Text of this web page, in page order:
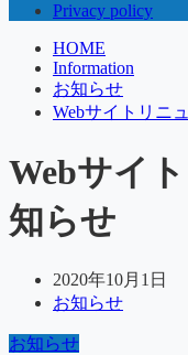
Privacy policy
HOME
Information
お知らせ
Webサイトリニ
Webサイ
知らせ
2020年10月1日
お知らせ
お知らせ